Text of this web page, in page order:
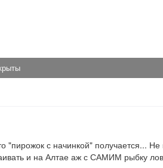
с начинкой" получается...
и на Алтае аж с САМИМ рыбку